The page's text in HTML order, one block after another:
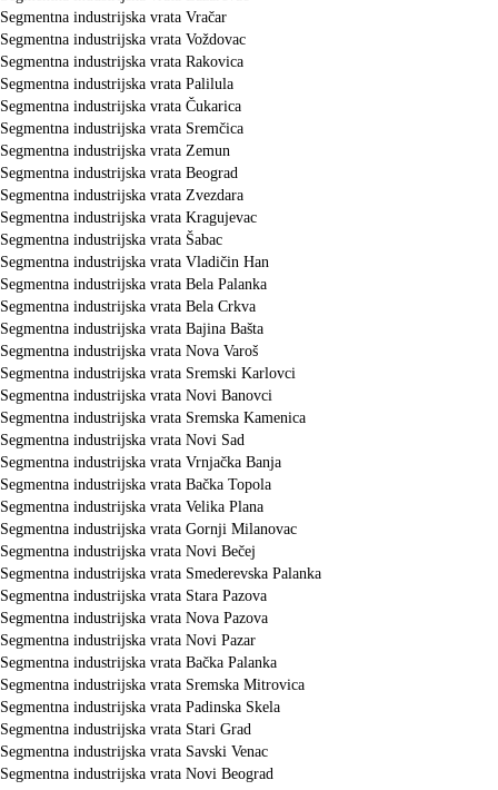
Segmentna industrijska vrata Vračar
Segmentna industrijska vrata Voždovac
Segmentna industrijska vrata Rakovica
Segmentna industrijska vrata Palilula
Segmentna industrijska vrata Čukarica
Segmentna industrijska vrata Sremčica
Segmentna industrijska vrata Zemun
Segmentna industrijska vrata Beograd
Segmentna industrijska vrata Zvezdara
Segmentna industrijska vrata Kragujevac
Segmentna industrijska vrata Šabac
Segmentna industrijska vrata Vladičin Han
Segmentna industrijska vrata Bela Palanka
Segmentna industrijska vrata Bela Crkva
Segmentna industrijska vrata Bajina Bašta
Segmentna industrijska vrata Nova Varoš
Segmentna industrijska vrata Sremski Karlovci
Segmentna industrijska vrata Novi Banovci
Segmentna industrijska vrata Sremska Kamenica
Segmentna industrijska vrata Novi Sad
Segmentna industrijska vrata Vrnjačka Banja
Segmentna industrijska vrata Bačka Topola
Segmentna industrijska vrata Velika Plana
Segmentna industrijska vrata Gornji Milanovac
Segmentna industrijska vrata Novi Bečej
Segmentna industrijska vrata Smederevska Palanka
Segmentna industrijska vrata Stara Pazova
Segmentna industrijska vrata Nova Pazova
Segmentna industrijska vrata Novi Pazar
Segmentna industrijska vrata Bačka Palanka
Segmentna industrijska vrata Sremska Mitrovica
Segmentna industrijska vrata Padinska Skela
Segmentna industrijska vrata Stari Grad
Segmentna industrijska vrata Savski Venac
Segmentna industrijska vrata Novi Beograd